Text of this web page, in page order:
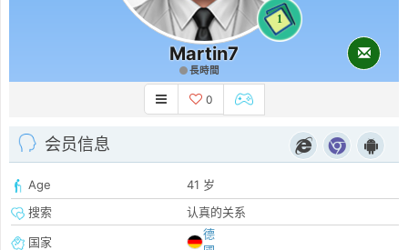
1
Martin7
長時間
0
会员信息
Age
41 岁
搜索
认真的关系
国家
德